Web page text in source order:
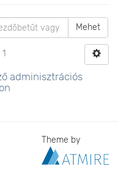
Mehet
adminisztrációs
Theme by